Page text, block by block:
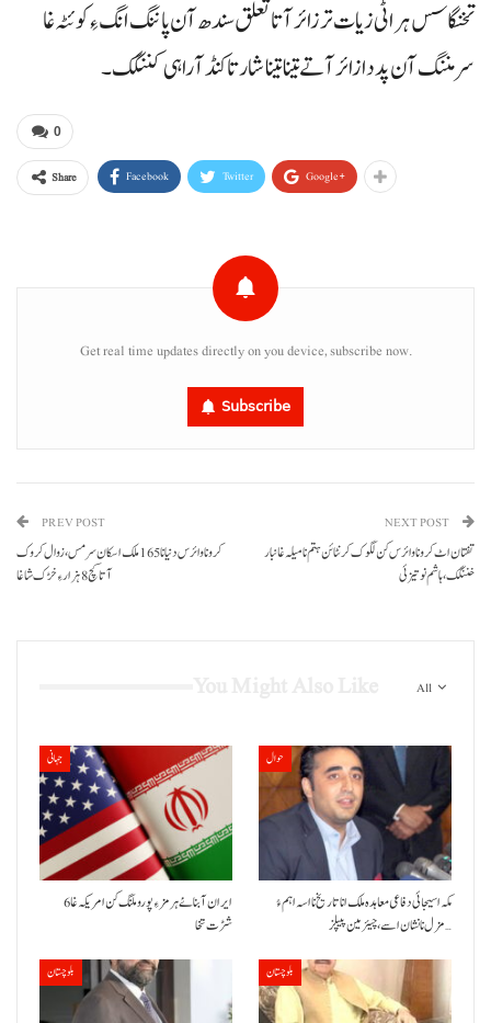
تخنگاسس ہراٹی زیات تر زائر آتا تعلق سندھ آن پاننگ انگ ءِ کوئٹہ غا
سرمننگ آن پد دا زائر آتے تینا تینا شار تا کنڈ آ راہی کننگک۔
0
Share Facebook Twitter Google+
Get real time updates directly on you device, subscribe now.
Subscribe
PREV POST
کرونا وائرس دنیا نا 165ملک اسکان سر مس، زوال کروک
آتا کچ 8 ہزار ءِ خڑک شاغا
NEXT POST
تفتان اٹ کرونا وائرس کن لگوک کرنٹائن ہتم نا میلہ غانبار
خننگک، ہاشم نوتیزئی
All
جہانی
ایران آبنائے ہرمز ءِ پورو ملنگ کن امریکہ غا 6
شڑت تخا
حوال
مکہ اسیجائی دفاعی معاہدہ ملک انا تاریخ نا اسہ اہم ءُ
مزل نا نشان اسے، چیئرمین پیپلز…
بلوچستان بلوچستان